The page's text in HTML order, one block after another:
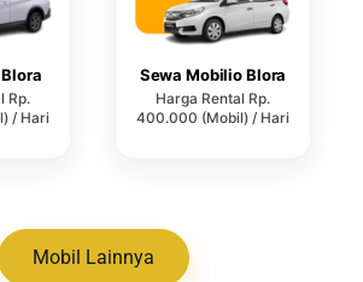
Rp.
/ Hari
Sewa Mobilio Blora
Harga Rental Rp.
400.000 (Mobil) / Hari
Mobil Lainnya